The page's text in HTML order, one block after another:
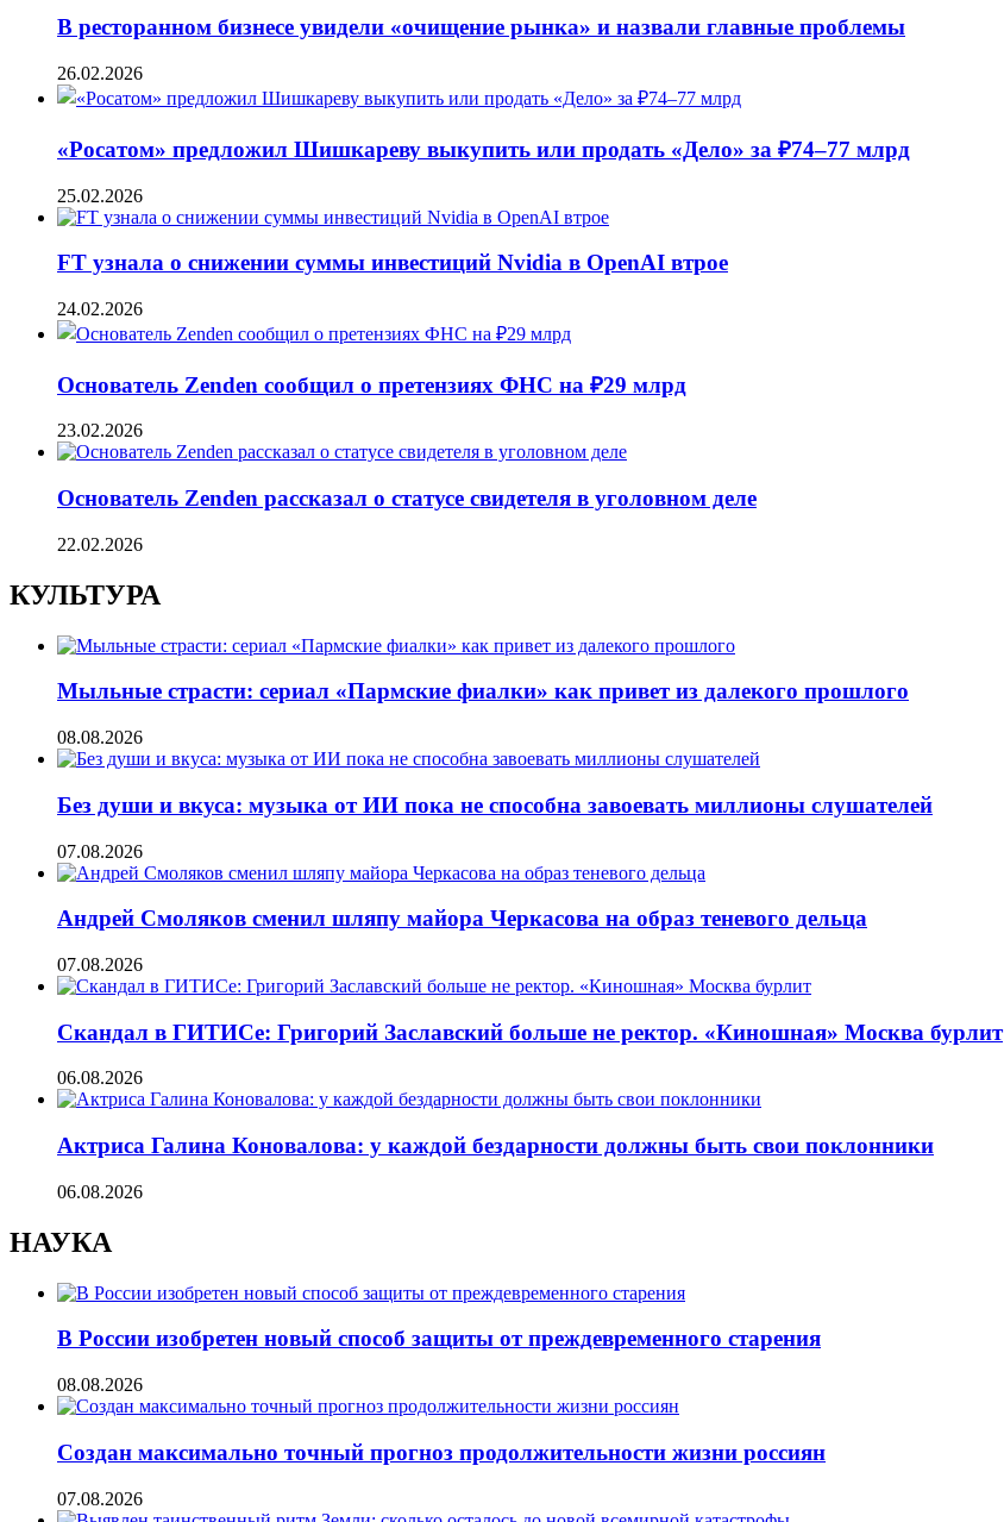
В ресторанном бизнесе увидели «очищение рынка» и назвали главные проблемы
26.02.2026
«Росатом» предложил Шишкареву выкупить или продать «Дело» за ₽74–77 млрд
25.02.2026
FT узнала о снижении суммы инвестиций Nvidia в OpenAI втрое
24.02.2026
Основатель Zenden сообщил о претензиях ФНС на ₽29 млрд
23.02.2026
Основатель Zenden рассказал о статусе свидетеля в уголовном деле
22.02.2026
КУЛЬТУРА
Мыльные страсти: сериал «Пармские фиалки» как привет из далекого прошлого
08.08.2026
Без души и вкуса: музыка от ИИ пока не способна завоевать миллионы слушателей
07.08.2026
Андрей Смоляков сменил шляпу майора Черкасова на образ теневого дельца
07.08.2026
Скандал в ГИТИСе: Григорий Заславский больше не ректор. «Киношная» Москва бурлит
06.08.2026
Актриса Галина Коновалова: у каждой бездарности должны быть свои поклонники
06.08.2026
НАУКА
В России изобретен новый способ защиты от преждевременного старения
08.08.2026
Создан максимально точный прогноз продолжительности жизни россиян
07.08.2026